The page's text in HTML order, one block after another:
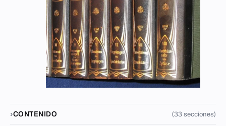
CONTENIDO (33 secciones)